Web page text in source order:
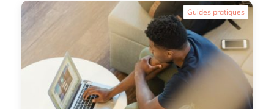
Guides pratiques